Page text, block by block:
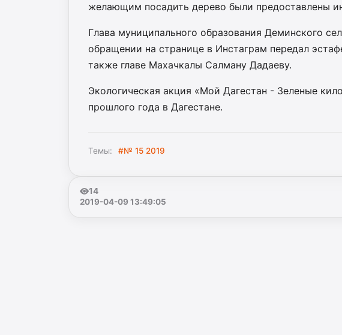
желающим посадить дерево были предоставлены
Глава муниципального образования Деминского
обращении на странице в Инстаграм передал
также главе Махачкалы Салману Дадаеву.
Экологическая акция «Мой Дагестан - Зеленые
прошлого года в Дагестане.
Темы: #№ 15 2019
14
2019-04-09 13:49:05